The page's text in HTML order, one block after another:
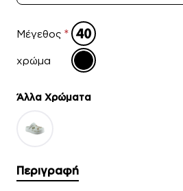
Μέγεθος
χρώμα
Άλλα Xρώματα
Περιγραφή